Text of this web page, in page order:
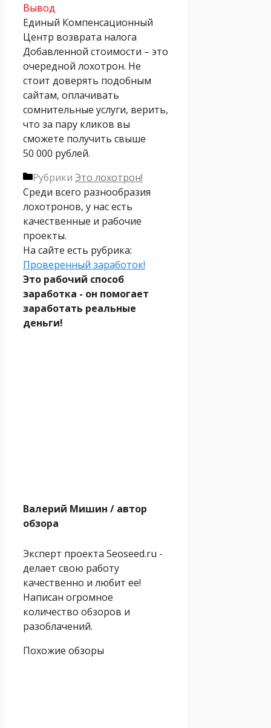
Вывод
Единый Компенсационный
Центр возврата налога
Добавленной стоимости – это
очередной лохотрон. Не
стоит доверять подобным
сайтам, оплачивать
сомнительные услуги, верить,
что за пару кликов вы
сможете получить свыше
50 000 рублей.
Рубрики Это лохотрон!
Среди всего разнообразия
лохотронов, у нас есть
качественные и рабочие
проекты.
На сайте есть рубрика:
Проверенный заработок!
Это рабочий способ
заработка - он помогает
заработать реальные
деньги!
Валерий Мишин / автор
обзора
Эксперт проекта Seoseed.ru -
делает свою работу
качественно и любит ее!
Написан огромное
количество обзоров и
разоблачений.
Похожие обзоры